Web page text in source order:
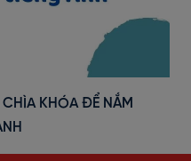
CHÌA KHÓA ĐỂ NẮM